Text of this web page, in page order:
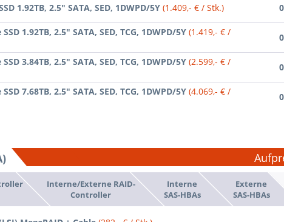
1.92TB, 2.5" SATA, SED, 1DWPD/5Y (1.409,- € / Stk.)
1.92TB, 2.5" SATA, SED, TCG, 1DWPD/5Y (1.419,- € /
3.84TB, 2.5" SATA, SED, TCG, 1DWPD/5Y (2.599,- € /
7.68TB, 2.5" SATA, SED, TCG, 1DWPD/5Y (4.069,- € /
Interne/Externe RAID-
Controller
Interne
SAS-HBAs
Externe
SAS-HBAs